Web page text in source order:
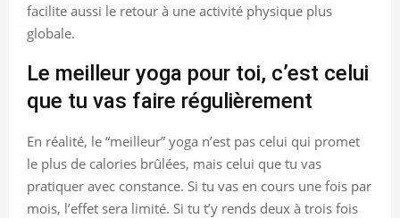
facilite aussi le retour à une activité physique plus
globale.
Le meilleur yoga pour toi, c’est celui
que tu vas faire régulièrement
En réalité, le “meilleur” yoga n’est pas celui qui promet
le plus de calories brûlées, mais celui que tu vas
pratiquer avec constance. Si tu vas en cours une fois par
mois, l’effet sera limité. Si tu t’y rends deux à trois fois